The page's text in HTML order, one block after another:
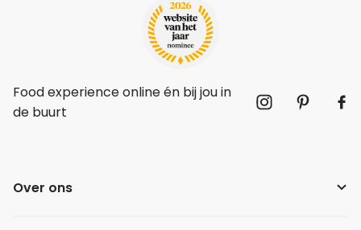
Food experience online én bij jou in
de buurt
Over ons